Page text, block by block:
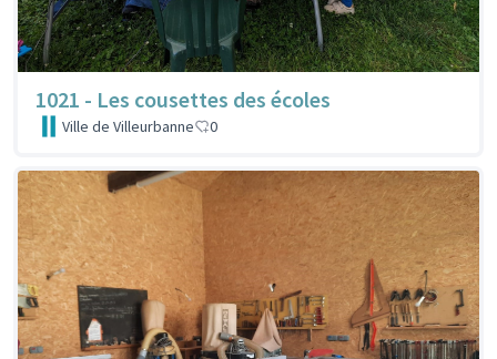
1021 - Les cousettes des écoles
Ville de Villeurbanne 0